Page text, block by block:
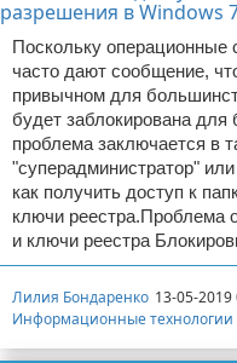
Поскольку
часто дают сообщение,
привычном для
будет заблокирована для
проблема заключается в
"суперадминистратор"
как получить доступ к
ключи реестра.Проблема
и ключи реестра
Лилия Бондаренко 13-05-2019
Информационные технологии